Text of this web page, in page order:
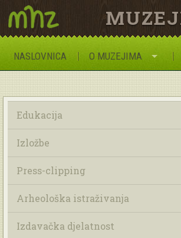
NASLOVNICA O MUZEJIMA
Edukacija
Izložbe
Press-clipping
Arheološka istraživanja
Izdavačka djelatnost